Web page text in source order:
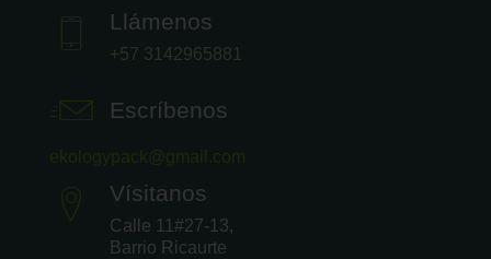
Llámenos
+57 3142965881
Escríbenos
Vísitanos
Calle 11#27-13,
Barrio Ricaurte